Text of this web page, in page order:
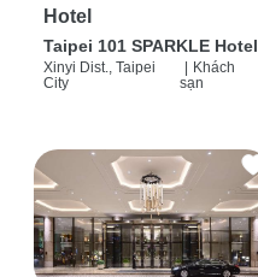
Hotel
Taipei 101 SPARKLE Hotel
Xinyi Dist., Taipei
City
Khách
sạn